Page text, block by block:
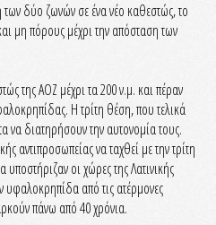
δύο ζωνών σε ένα νέο καθεστώς, το
μη πόρους μέχρι την απόσταση των
της ΑΟΖ μέχρι τα 200 ν.μ. και πέραν
Η τρίτη θέση, που τελικά
να διατηρήσουν την αυτονομία τους.
αντιπροσωπείας να ταχθεί με την τρίτη
οι χώρες της Λατινικής
από τις ατέρμονες
πάνω από 40 χρόνια.